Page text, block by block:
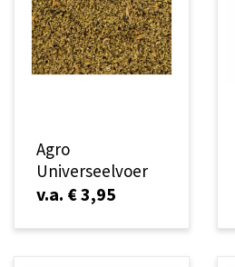
Agro
Universeelvoer
v.a. € 3,95